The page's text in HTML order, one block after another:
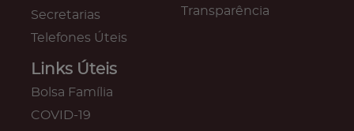
Secretarias
Telefones Úteis
Transparência
Links Úteis
Bolsa Família
COVID-19